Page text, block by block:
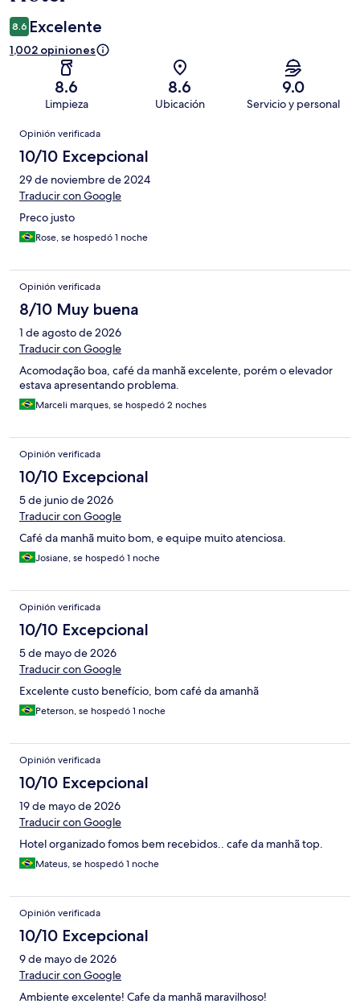
8.6 Excelente
1,002 opiniones
8.6
Limpieza
8.6
Ubicación
9.0
Servicio y personal
Opiniones
Opinión verificada
10/10 Excepcional
29 de noviembre de 2024
Traducir con Google
Preco justo
Rose, se hospedó 1 noche
Opinión verificada
8/10 Muy buena
1 de agosto de 2026
Traducir con Google
Acomodação boa, café da manhã excelente, porém o elevador
estava apresentando problema.
Marceli marques, se hospedó 2 noches
Opinión verificada
10/10 Excepcional
5 de junio de 2026
Traducir con Google
Café da manhã muito bom, e equipe muito atenciosa.
Josiane, se hospedó 1 noche
Opinión verificada
10/10 Excepcional
5 de mayo de 2026
Traducir con Google
Excelente custo benefício, bom café da amanhã
Peterson, se hospedó 1 noche
Opinión verificada
10/10 Excepcional
19 de mayo de 2026
Traducir con Google
Hotel organizado fomos bem recebidos.. cafe da manhã top.
Mateus, se hospedó 1 noche
Opinión verificada
10/10 Excepcional
9 de mayo de 2026
Traducir con Google
Ambiente excelente! Cafe da manhã maravilhoso!